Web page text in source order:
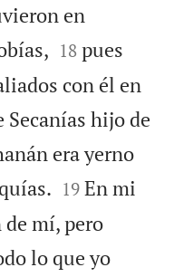
en


18 pues
con él en
Secanías hijo de
era yerno


19 En mi
mí, pero
lo que yo